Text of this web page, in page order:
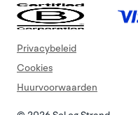
Privacybeleid
Cookies
Huurvoorwaarden